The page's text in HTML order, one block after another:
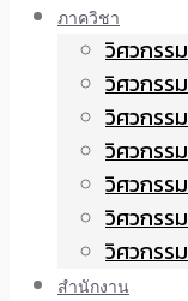
ภาควิชา
วิศวกรร
วิศวกรร
วิศวกรร
วิศวกรร
วิศวกรร
วิศวกรร
วิศวกรร
สำนักงาน